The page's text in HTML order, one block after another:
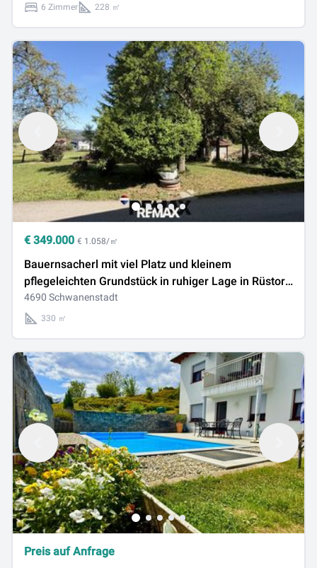
6 Zimmer 228 ㎡
€ 349.000 € 1.058/㎡
Bauernsacherl mit viel Platz und kleinem
pflegeleichten Grundstück in ruhiger Lage in Rüstorf
bei Schwanenstadt
4690 Schwanenstadt
330 ㎡
Preis auf Anfrage